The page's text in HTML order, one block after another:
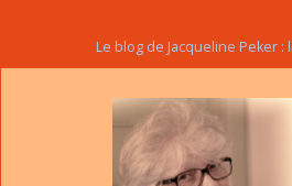
Le blog de Jacqueline Peker